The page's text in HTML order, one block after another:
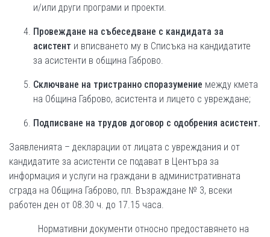
и/или други програми и проекти.
Провеждане на събеседване с кандидата за
асистент и вписването му в Списъка на кандидатите
за асистенти в община Габрово.
Сключване на тристранно споразумение между кмета
на Община Габрово, асистента и лицето с увреждане;
Подписване на трудов договор с одобрения асистент.
Заявленията – декларации от лицата с увреждания и от
кандидатите за асистенти се подават в Центъра за
информация и услуги на граждани в административната
сграда на Община Габрово, пл. Възраждане № 3, всеки
работен ден от 08.30 ч. до 17.15 часа.
Нормативни документи относно предоставянето на